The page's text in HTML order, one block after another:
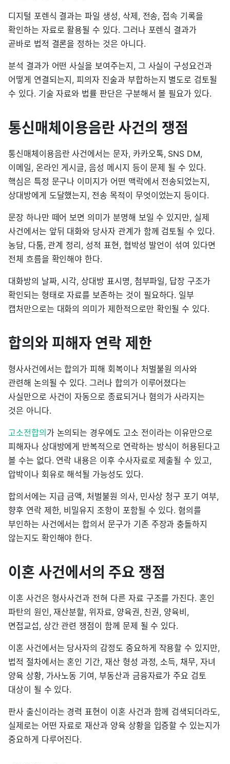
디지털 포렌식 결과는 파일 생성, 삭제, 전송, 접속 기록을
확인하는 자료로 활용될 수 있다. 그러나 포렌식 결과가
곧바로 법적 결론을 정하는 것은 아니다.
분석 결과가 어떤 사실을 보여주는지, 그 사실이 구성요건과
어떻게 연결되는지, 피의자 진술과 부합하는지 별도로 검토될
수 있다. 기술 자료와 법률 판단은 구분해서 볼 필요가 있다.
통신매체이용음란 사건의 쟁점
통신매체이용음란 사건에서는 문자, 카카오톡, SNS DM,
이메일, 온라인 게시글, 음성 메시지 등이 문제 될 수 있다.
핵심은 특정 문구나 이미지가 어떤 맥락에서 전송되었는지,
상대방에게 도달했는지, 전송 목적이 무엇이었는지 등이다.
문장 하나만 떼어 보면 의미가 분명해 보일 수 있지만, 실제
사건에서는 앞뒤 대화와 당사자 관계가 함께 검토될 수 있다.
농담, 다툼, 관계 정리, 성적 표현, 협박성 발언이 섞여 있다면
전체 흐름을 확인해야 한다.
대화방의 날짜, 시각, 상대방 표시명, 첨부파일, 답장 구조가
확인되는 형태로 자료를 보존하는 것이 필요하다. 일부
캡처만으로는 대화의 의미가 제한적으로만 확인될 수 있다.
합의와 피해자 연락 제한
형사사건에서는 합의가 피해 회복이나 처벌불원 의사와
관련해 논의될 수 있다. 그러나 합의가 이루어졌다는
사실만으로 사건이 자동으로 종료되거나 혐의가 사라지는
것은 아니다.
고소전합의 가 논의되는 경우에도 고소 전이라는 이유만으로
피해자나 상대방에게 반복적으로 연락하는 방식이 허용된다고
볼 수는 없다. 연락 내용은 이후 수사자료로 제출될 수 있고,
압박이나 회유로 해석될 가능성도 있다.
합의서에는 지급 금액, 처벌불원 의사, 민사상 청구 포기 여부,
향후 연락 제한, 비밀유지 조항이 포함될 수 있다. 혐의를
부인하는 사건에서는 합의서 문구가 기존 주장과 충돌하지
않는지도 확인해야 한다.
이혼 사건에서의 주요 쟁점
이혼 사건은 형사사건과 전혀 다른 자료 구조를 가진다. 혼인
파탄의 원인, 재산분할, 위자료, 양육권, 친권, 양육비,
면접교섭, 상간 관련 쟁점이 함께 문제 될 수 있다.
이혼 사건에서는 당사자의 감정도 중요하게 작용할 수 있지만,
법적 절차에서는 혼인 기간, 재산 형성 과정, 소득, 채무, 자녀
양육 상황, 가사노동 기여, 부동산과 금융자료가 주요 검토
대상이 될 수 있다.
판사 출신이라는 경력 표현이 이혼 사건과 함께 검색되더라도,
실제로는 어떤 자료로 재산과 양육 상황을 입증할 수 있는지가
중요하게 다루어진다.